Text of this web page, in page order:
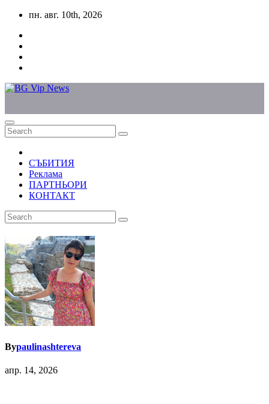
Skip
content
пн. авг. 10th, 2026
СЪБИТИЯ
Реклама
ПАРТНЬОРИ
КОНТАКТ
Bypaulinashtereva
апр. 14, 2026